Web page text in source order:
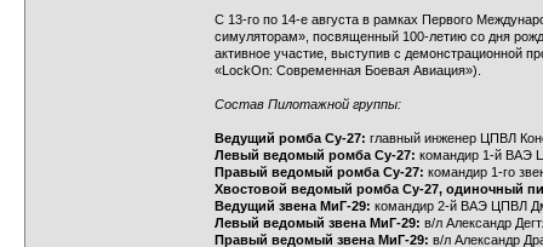
С 13-го по 14-е августа в рамках Первого
симуляторам», посвященный 100-летию со дня
активное участие, выступив с демонстрационной
«LockOn: Современная Боевая Авиация»).
Состав Пилотажной группы:
Ведущий ромба Су-27: главный инженер ЦПВЛ
Левый ведомый ромба Су-27: командир 1-й ВАЭ
Правый ведомый ромба Су-27: командир 1-го
Хвостовой ведомый ромба Су-27, одиночный
Ведущий звена МиГ-29: командир 2-й ВАЭ ЦПВЛ
Левый ведомый звена МиГ-29: в/л Александр
Правый ведомый звена МиГ-29: в/л Александр